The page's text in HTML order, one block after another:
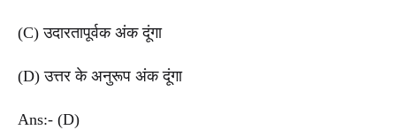
(C) उदारतापूर्वक अंक दूंगा
(D) उत्तर के अनुरूप अंक दूंगा
Ans:- (D)